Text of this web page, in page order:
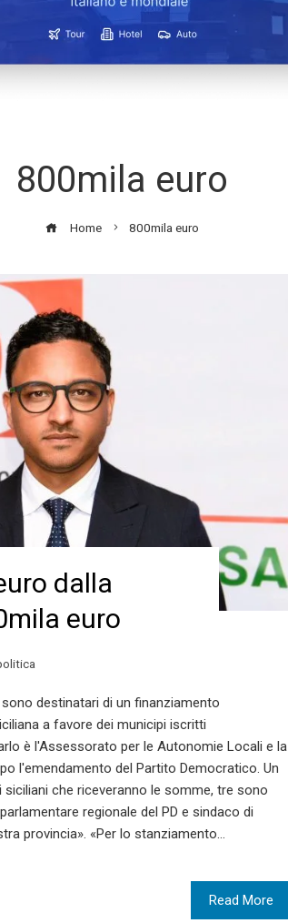
800mila euro
Home 800mila euro
dalla
euro
destinatari di un finanziamento
a favore dei municipi iscritti
è l'Assessorato per le Autonomie Locali e la
l'emendamento del Partito Democratico. Un
che riceveranno le somme, tre sono
regionale del PD e sindaco di
provincia». «Per lo stanziamento…
Read More